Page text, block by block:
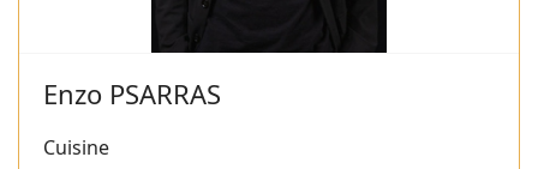
Enzo PSARRAS
Cuisine